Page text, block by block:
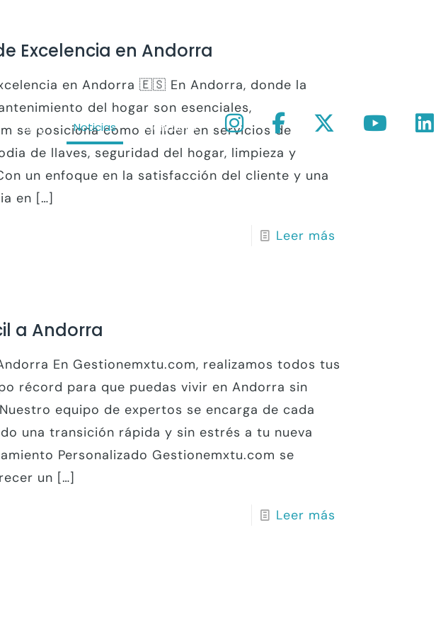
Blog Noticias Contacto
Excelencia en Andorra
en Andorra 🇪🇸 En Andorra, donde la
del hogar son esenciales,
se posiciona como el líder en servicios de
de llaves, seguridad del hogar, limpieza y
un enfoque en la satisfacción del cliente y una
en […]
Leer más
a Andorra
En Gestionemxtu.com, realizamos todos tus
récord para que puedas vivir en Andorra sin
equipo de expertos se encarga de cada
una transición rápida y sin estrés a tu nueva
Personalizado Gestionemxtu.com se
un […]
Leer más